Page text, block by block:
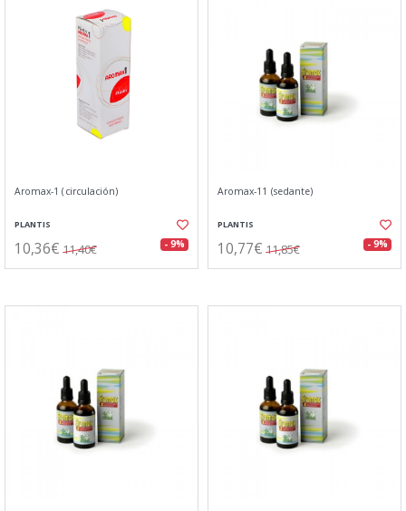
Aromax-1 (circulación)
PLANTIS
10,36€ 11,40€ - 9%
Aromax-11 (sedante)
PLANTIS
10,77€ 11,85€ - 9%